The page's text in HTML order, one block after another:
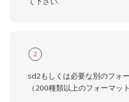
2
sd2もしくは必要な別のフォ
（200種類以上のフォーマッ